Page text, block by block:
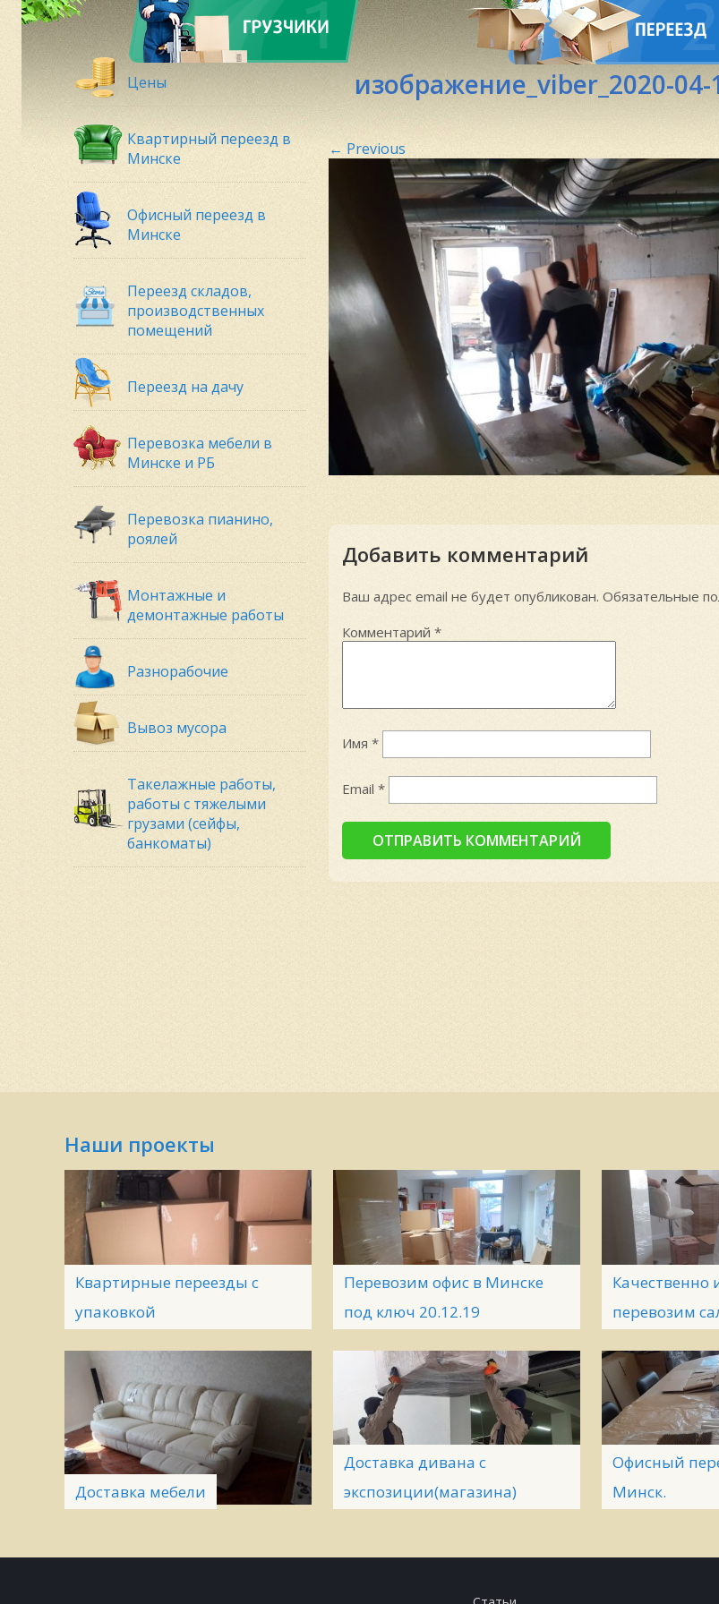
Цены
Квартирный переезд в
Минске
Офисный переезд в
Минске
Переезд складов,
производственных
помещений
Переезд на дачу
Перевозка мебели в
Минске и РБ
Перевозка пианино,
роялей
Монтажные и
демонтажные работы
Разнорабочие
Вывоз мусора
Такелажные работы,
работы с тяжелыми
грузами (сейфы,
банкоматы)
изображение_viber_2020-04-
← Previous
Добавить комментарий
Ваш адрес email не будет опубликован. Обязательные
Комментарий *
Имя *
Email *
Наши проекты
Квартирные переезды с
упаковкой
Перевозим офис в Минске
под ключ 20.12.19
Качественно
перевозим
Доставка мебели
Доставка дивана с
экспозиции(магазина)
Офисный
Минск.